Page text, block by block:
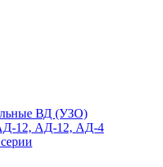
ВД (УЗО)
12, АД-12, АД-4